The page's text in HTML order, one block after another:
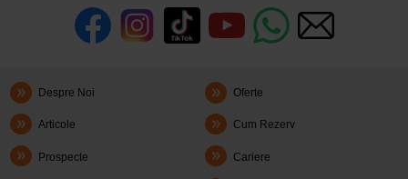
Despre Noi Oferte
Articole Cum Rezerv
Prospecte Cariere